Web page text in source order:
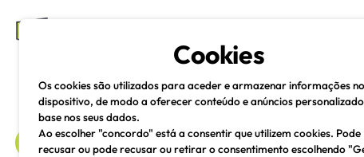
Cookies
Os cookies são utilizados para aceder e armazenar informações
dispositivo, de modo a oferecer conteúdo e anúncios
base nos seus dados.
Ao escolher "concordo" está a consentir que utilizem cookies. Pode
recusar ou pode recusar ou retirar o consentimento escolhendo